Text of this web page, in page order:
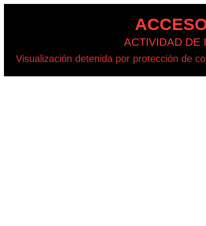
ACTIVIDAD DE
Visualización detenida por protección de